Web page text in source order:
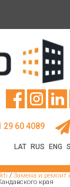
29 60 4089
LAT RUS ENG
/ Замена и ремонт
края